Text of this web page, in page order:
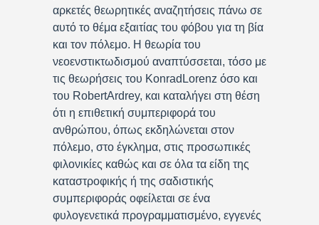
αρκετές θεωρητικές αναζητήσεις πάνω σε
αυτό το θέμα εξαιτίας του φόβου για τη βία
και τον πόλεμο. Η θεωρία του
νεοενστικτωδισμού αναπτύσσεται, τόσο με
τις θεωρήσεις του KonradLorenz όσο και
του RobertArdrey, και καταλήγει στη θέση
ότι η επιθετική συμπεριφορά του
ανθρώπου, όπως εκδηλώνεται στον
πόλεμο, στο έγκλημα, στις προσωπικές
φιλονικίες καθώς και σε όλα τα είδη της
καταστροφικής ή της σαδιστικής
συμπεριφοράς οφείλεται σε ένα
φυλογενετικά προγραμματισμένο, εγγενές